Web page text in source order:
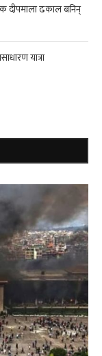
दीपमाला ढकाल बनिन्
यात्रा